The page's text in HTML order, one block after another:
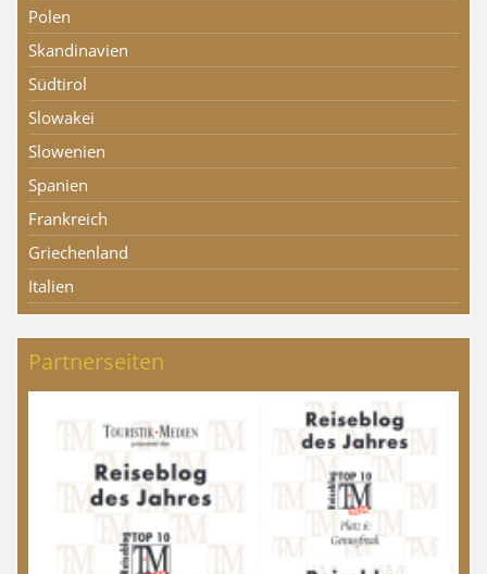
Polen
Skandinavien
Südtirol
Slowakei
Slowenien
Spanien
Frankreich
Griechenland
Italien
Partnerseiten